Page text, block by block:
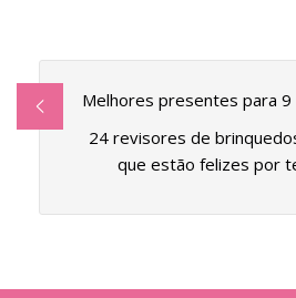
Melhores presentes para 9
24 revisores de
que estão felizes por